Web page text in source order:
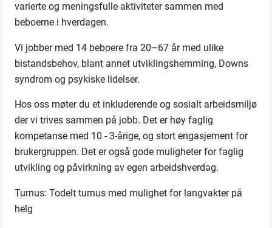
varierte og meningsfulle aktiviteter sammen med
beboerne i hverdagen.
Vi jobber med 14 beboere fra 20–67 år med ulike
bistandsbehov, blant annet utviklingshemming, Downs
syndrom og psykiske lidelser.
Hos oss møter du et inkluderende og sosialt arbeidsmiljø
der vi trives sammen på jobb. Det er høy faglig
kompetanse med 10 - 3-årige, og stort engasjement for
brukergruppen. Det er også gode muligheter for faglig
utvikling og påvirkning av egen arbeidshverdag.
Turnus: Todelt turnus med mulighet for langvakter på
helg